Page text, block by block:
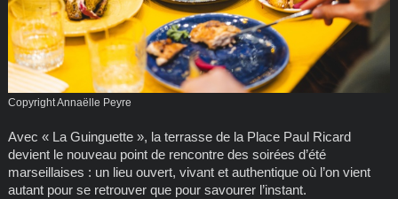
Copyright Annaëlle Peyre
Avec « La Guinguette », la terrasse de la Place Paul Ricard
devient le nouveau point de rencontre des soirées d’été
marseillaises : un lieu ouvert, vivant et authentique où l’on vient
autant pour se retrouver que pour savourer l’instant.